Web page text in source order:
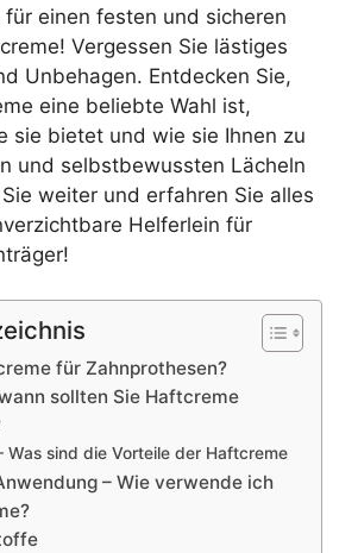
einen festen und sicheren
Vergessen Sie lästiges
Unbehagen. Entdecken Sie,
eine beliebte Wahl ist,
sie bietet und wie sie Ihnen zu
und selbstbewussten Lächeln
weiter und erfahren Sie alles
Helferlein für
für Zahnprothesen?
sollten Sie Haftcreme
Was sind die Vorteile der Haftcreme
– Wie verwende ich